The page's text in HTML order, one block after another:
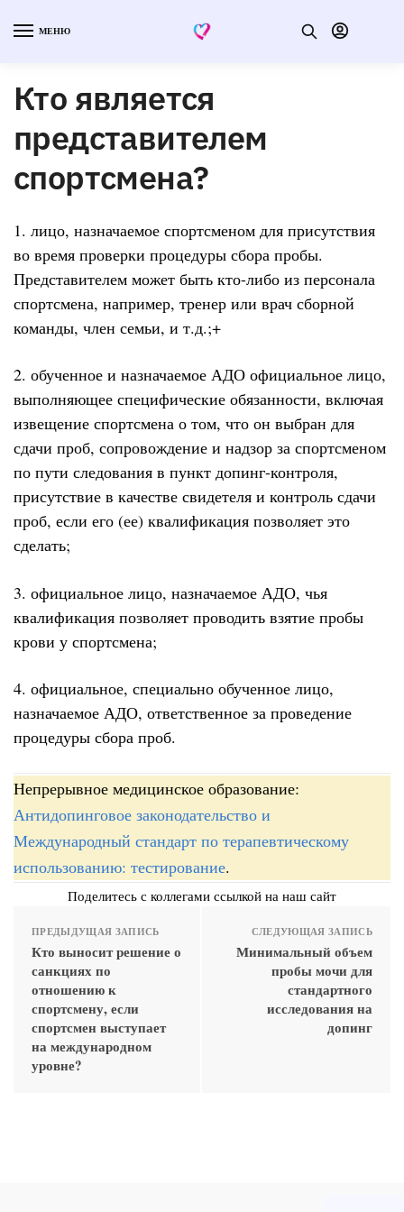
МЕНЮ
Кто является
представителем
спортсмена?
1. лицо, назначаемое спортсменом для присутствия
во время проверки процедуры сбора пробы.
Представителем может быть кто-либо из персонала
спортсмена, например, тренер или врач сборной
команды, член семьи, и т.д.;+
2. обученное и назначаемое АДО официальное лицо,
выполняющее специфические обязанности, включая
извещение спортсмена о том, что он выбран для
сдачи проб, сопровождение и надзор за спортсменом
по пути следования в пункт допинг-контроля,
присутствие в качестве свидетеля и контроль сдачи
проб, если его (ее) квалификация позволяет это
сделать;
3. официальное лицо, назначаемое АДО, чья
квалификация позволяет проводить взятие пробы
крови у спортсмена;
4. официальное, специально обученное лицо,
назначаемое АДО, ответственное за проведение
процедуры сбора проб.
Непрерывное медицинское образование:
Антидопинговое законодательство и
Международный стандарт по терапевтическому
использованию: тестирование.
Поделитесь с коллегами ссылкой на наш сайт
ПРЕДЫДУЩАЯ ЗАПИСЬ
Кто выносит решение о
санкциях по
отношению к
спортсмену, если
спортсмен выступает
на международном
уровне?
СЛЕДУЮЩАЯ ЗАПИСЬ
Минимальный объем
пробы мочи для
стандартного
исследования на
допинг